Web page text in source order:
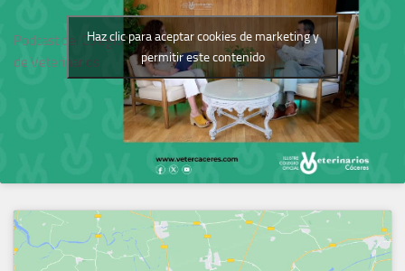
Podcast del Colegio
de Veterinarios
Haz clic para aceptar cookies de marketing y
permitir este contenido